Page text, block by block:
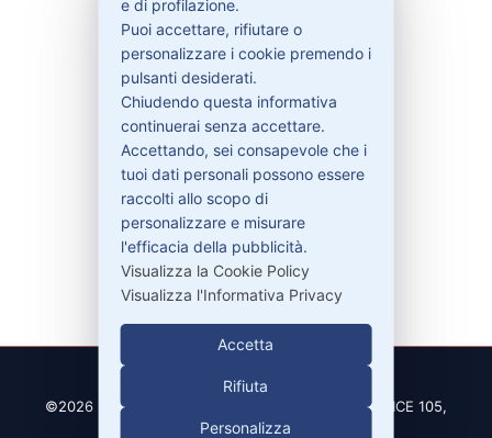
Contattaci
Garanzie
Contatti
329-30.78.513
info@pitdriver.com
©2026 PitDriver | CROCO DEAL S.R.L. VIA DEL SALICE 105,
97100 RAGUSA (RG)
e di profilazione.
Puoi accettare, rifiutare o
personalizzare i cookie premendo i
pulsanti desiderati.
Chiudendo questa informativa
continuerai senza accettare.
Accettando, sei consapevole che i
tuoi dati personali possono essere
raccolti allo scopo di
personalizzare e misurare
l'efficacia della pubblicità.
Visualizza la Cookie Policy
Visualizza l'Informativa Privacy
Accetta
Rifiuta
Personalizza